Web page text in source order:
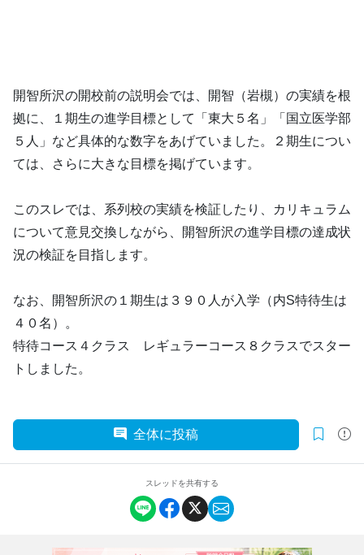
開智所沢の開校前の説明会では、開智（岩槻）の実績を根
拠に、１期生の進学目標として「東大５名」「国立医学部
５人」など具体的な数字をあげていました。２期生につい
ては、さらに大きな目標を掲げています。
このスレでは、系列校の実績を検証したり、カリキュラム
について意見交換しながら、開智所沢の進学目標の達成状
況の検証を目指します。
なお、開智所沢の１期生は３９０人が入学（内S特待生は
４０名）。
特待コース４クラス レギュラーコース８クラスでスター
トしました。
全体に投稿
スレッドを共有する